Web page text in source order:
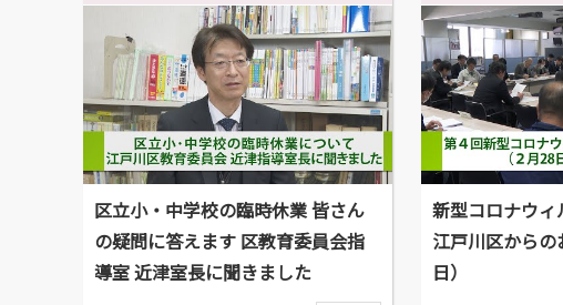
区立小・中学校の臨時休業 皆さん
の疑問に答えます 区教育委員会指
導室 近津室長に聞きました
新型コロナウ
江戸川区から
日）